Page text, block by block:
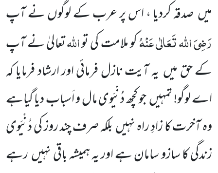
میں صدقہ کردیا ، اس پر عرب کے لوگوں نے آپ
رَضِیَ اللہ تَعَالٰی عَنْہُکو ملامت کی تواللہتعالیٰ نے آپ
کے حق میں یہ آیت نازل فرمائی اور ارشاد فرمایا کہ
اے لوگو! تمہیں جو کچھ دُنْیَوی مال و اَسباب دیا گیاہے
وہ آخرت کا زادِ راہ نہیں بلکہ صرف چند روز کی دُنْیَوی
زندگی کا سازو سامان ہے اور یہ ہمیشہ باقی نہیں رہے